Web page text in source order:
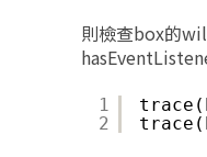
則檢查box的
1
2